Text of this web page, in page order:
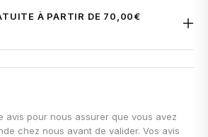
- PARFUMS
BLACK
- 500ml
À PARTIR DE 70,00€
du paiement selon votre adresse
avis pour nous assurer que vous avez
chez nous avant de valider. Vos avis